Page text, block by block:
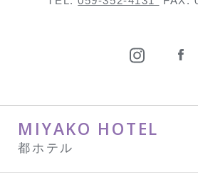
MIYAKO HOTEL
都ホテル